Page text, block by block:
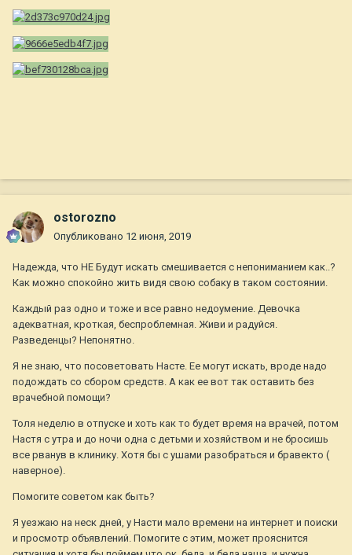
ostorozno
Опубликовано 12 июня, 2019
Надежда, что НЕ Будут искать смешивается с непониманием как..?
Как можно спокойно жить видя свою собаку в таком состоянии.
Каждый раз одно и тоже и все равно недоумение. Девочка
адекватная, кроткая, беспроблемная. Живи и радуйся.
Разведенцы? Непонятно.
Я не знаю, что посоветовать Насте. Ее могут искать, вроде надо
подождать со сбором средств. А как ее вот так оставить без
врачебной помощи?
Толя неделю в отпуске и хоть как то будет время на врачей, потом
Настя с утра и до ночи одна с детьми и хозяйством и не бросишь
все рванув в клинику. Хотя бы с ушами разобраться и бравекто (
наверное).
Помогите советом как быть?
Я уезжаю на неск дней, у Насти мало времени на интернет и поиски
и просмотр объявлений. Помогите с этим, может прояснится